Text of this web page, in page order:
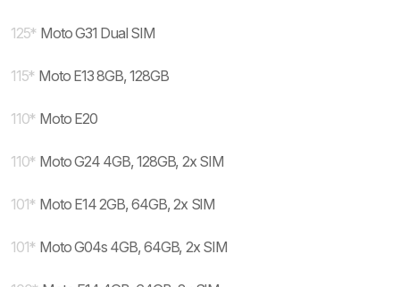
125* Moto G31 Dual SIM
115* Moto E13 8GB, 128GB
110* Moto E20
110* Moto G24 4GB, 128GB, 2x SIM
101* Moto E14 2GB, 64GB, 2x SIM
101* Moto G04s 4GB, 64GB, 2x SIM